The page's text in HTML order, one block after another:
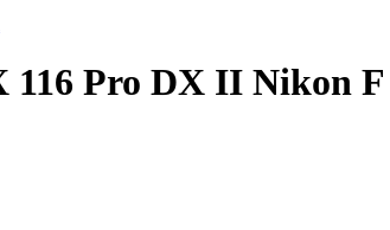
116 Pro DX II Nikon F